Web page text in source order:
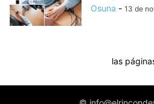
Osuna - 13 de
las